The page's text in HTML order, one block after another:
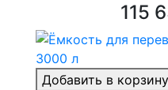
115
Добавить в корзину